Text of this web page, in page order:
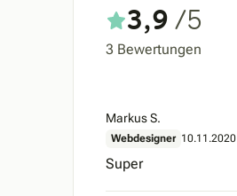
3,9 /5
3 Bewertungen
Markus S.
Webdesigner 10.11.2020
Super